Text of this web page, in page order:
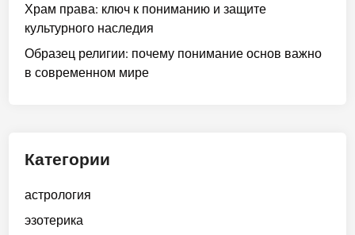
Храм права: ключ к пониманию и защите
культурного наследия
Образец религии: почему понимание основ важно
в современном мире
Категории
астрология
эзотерика